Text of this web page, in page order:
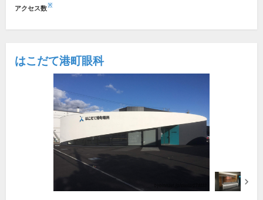
アクセス数※
はこだて港町眼科